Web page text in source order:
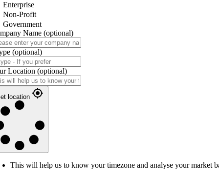
Enterprise
Non-Profit
Government
Name (optional)
(optional)
Location (optional)
location
This will help us to know your timezone and analyse your market